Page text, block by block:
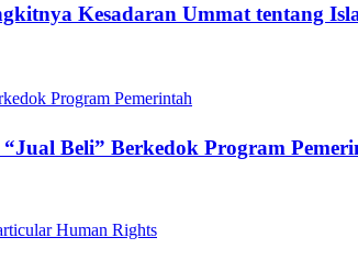
Kesadaran Ummat tentang
Beli” Berkedok Program